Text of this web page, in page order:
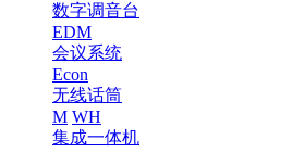
数字调音台
EDM
会议系统
Econ
无线话筒
M WH
集成一体机